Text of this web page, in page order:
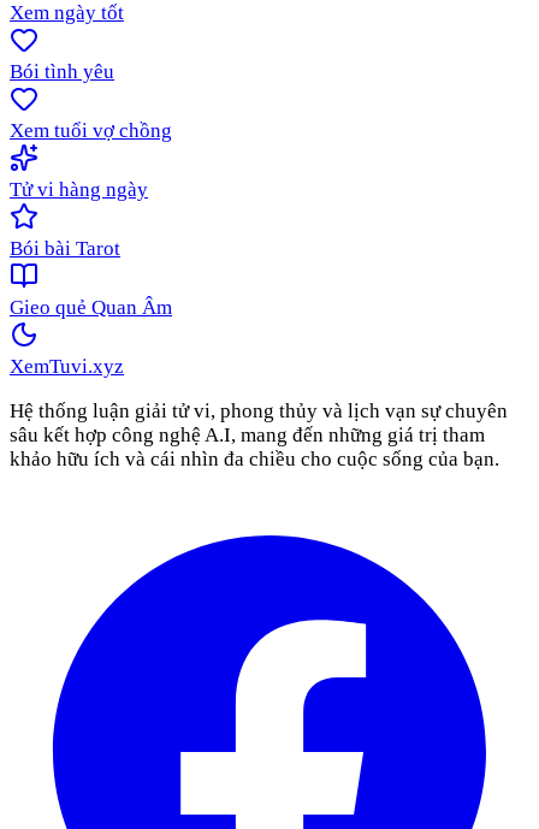
Xem ngày tốt
Bói tình yêu
Xem tuổi vợ chồng
Tử vi hàng ngày
Bói bài Tarot
Gieo quẻ Quan Âm
XemTuvi.xyz
Hệ thống luận giải tử vi, phong thủy và lịch vạn sự chuyên
sâu kết hợp công nghệ A.I, mang đến những giá trị tham
khảo hữu ích và cái nhìn đa chiều cho cuộc sống của bạn.